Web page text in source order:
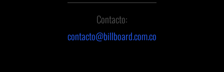
Contacto:
contacto@billboard.com.co